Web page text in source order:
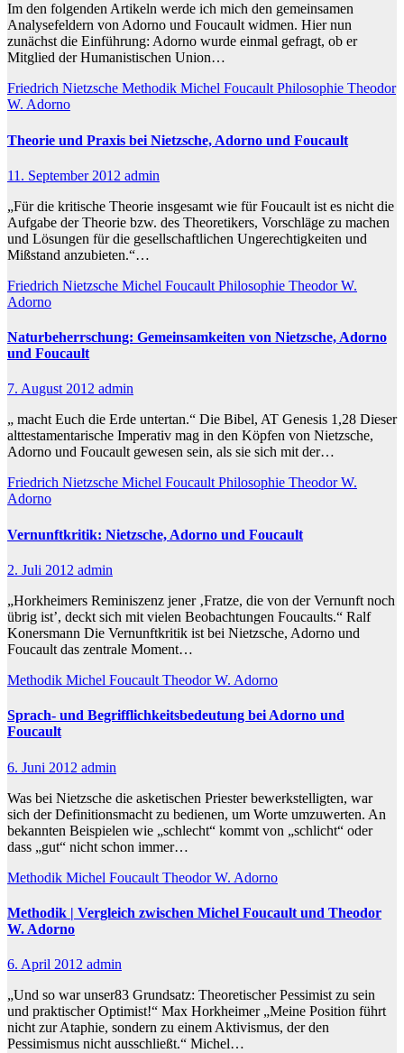
Im den folgenden Artikeln werde ich mich den gemeinsamen
Analysefeldern von Adorno und Foucault widmen. Hier nun
zunächst die Einführung: Adorno wurde einmal gefragt, ob er
Mitglied der Humanistischen Union…
Friedrich Nietzsche Methodik Michel FoucaultPhilosophie Theodor
W. Adorno
Theorie und Praxis bei Nietzsche, Adorno und Foucault
11. September 2012 admin
„Für die kritische Theorie insgesamt wie für Foucault ist es nicht die
Aufgabe der Theorie bzw. des Theoretikers, Vorschläge zu machen
und Lösungen für die gesellschaftlichen Ungerechtigkeiten und
Mißstand anzubieten.“…
Friedrich Nietzsche Michel Foucault Philosophie Theodor W.
Adorno
Naturbeherrschung: Gemeinsamkeiten von Nietzsche, Adorno
und Foucault
7. August 2012 admin
„ macht Euch die Erde untertan.“ Die Bibel, AT Genesis 1,28 Dieser
alttestamentarische Imperativ mag in den Köpfen von Nietzsche,
Adorno und Foucault gewesen sein, als sie sich mit der…
Friedrich Nietzsche Michel FoucaultPhilosophie Theodor W.
Adorno
Vernunftkritik: Nietzsche, Adorno und Foucault
2. Juli 2012 admin
„Horkheimers Reminiszenz jener ‚Fratze, die von der Vernunft noch
übrig ist’, deckt sich mit vielen Beobachtungen Foucaults.“ Ralf
Konersmann Die Vernunftkritik ist bei Nietzsche, Adorno und
Foucault das zentrale Moment…
Methodik Michel Foucault Theodor W. Adorno
Sprach- und Begrifflichkeitsbedeutung bei Adorno und
Foucault
6. Juni 2012 admin
Was bei Nietzsche die asketischen Priester bewerkstelligten, war
sich der Definitionsmacht zu bedienen, um Worte umzuwerten. An
bekannten Beispielen wie „schlecht“ kommt von „schlicht“ oder
dass „gut“ nicht schon immer…
Methodik Michel Foucault Theodor W. Adorno
Methodik | Vergleich zwischen Michel Foucault und Theodor
W. Adorno
6. April 2012 admin
„Und so war unser83 Grundsatz: Theoretischer Pessimist zu sein
und praktischer Optimist!“ Max Horkheimer „Meine Position führt
nicht zur Ataphie, sondern zu einem Aktivismus, der den
Pessimismus nicht ausschließt.“ Michel…